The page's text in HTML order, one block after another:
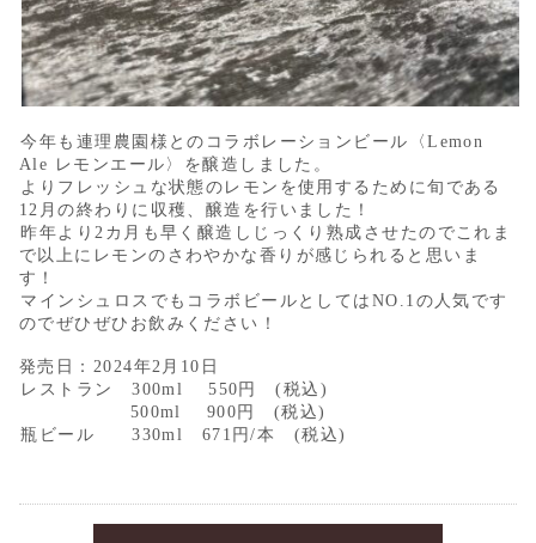
今年も連理農園様とのコラボレーションビール〈Lemon
Ale レモンエール〉を醸造しました。
よりフレッシュな状態のレモンを使用するために旬である
12月の終わりに収穫、醸造を行いました！
昨年より2カ月も早く醸造しじっくり熟成させたのでこれま
で以上にレモンのさわやかな香りが感じられると思いま
す！
マインシュロスでもコラボビールとしてはNO.1の人気です
のでぜひぜひお飲みください！
発売日：2024年2月10日
レストラン 300ml 550円 (税込)
500ml 900円 (税込)
瓶ビール 330ml 671円/本 (税込)